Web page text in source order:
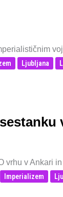
Ljubljana
vrhu v Ankari
Imperializem